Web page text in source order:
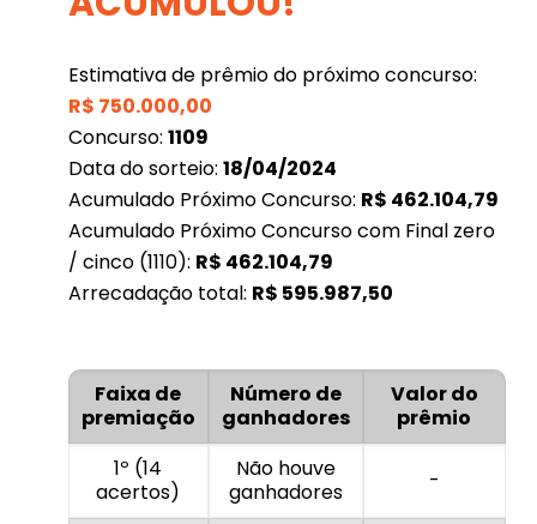
Estimativa de prêmio do próximo concurso:
R$ 750.000,00
Concurso: 1109
Data do sorteio: 18/04/2024
Acumulado Próximo Concurso: R$ 462.104,79
Acumulado Próximo Concurso com Final zero
/ cinco (1110): R$ 462.104,79
Arrecadação total: R$ 595.987,50
Faixa de
premiação
Número de
ganhadores
Valor do
prêmio
1º (14
acertos)
Não houve
ganhadores
-